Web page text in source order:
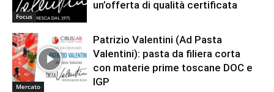
Focus
un’offerta di qualità certificata
Mercato
Patrizio Valentini (Ad Pasta
Valentini): pasta da filiera corta
con materie prime toscane DOC e
IGP